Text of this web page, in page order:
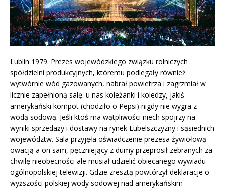
Lublin 1979. Prezes wojewódzkiego związku rolniczych
spółdzielni produkcyjnych, któremu podlegały również
wytwórnie wód gazowanych, nabrał powietrza i zagrzmiał w
licznie zapełnioną salę: u nas koleżanki i koledzy, jakiś
amerykański kompot (chodziło o Pepsi) nigdy nie wygra z
wodą sodową. Jeśli ktoś ma wątpliwości niech spojrzy na
wyniki sprzedaży i dostawy na rynek Lubelszczyzny i sąsiednich
województw. Sala przyjęła oświadczenie prezesa żywiołową
owacją a on sam, pęczniejący z dumy przeprosił zebranych za
chwilę nieobecności ale musiał udzielić obiecanego wywiadu
ogólnopolskiej telewizji. Gdzie zresztą powtórzył deklaracje o
wyższości polskiej wody sodowej nad amerykańskim